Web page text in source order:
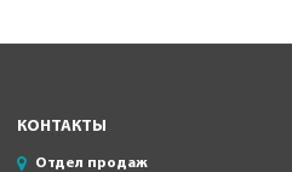
КОНТАКТЫ
Отдел продаж